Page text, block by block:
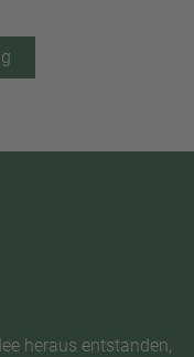
heraus entstanden,